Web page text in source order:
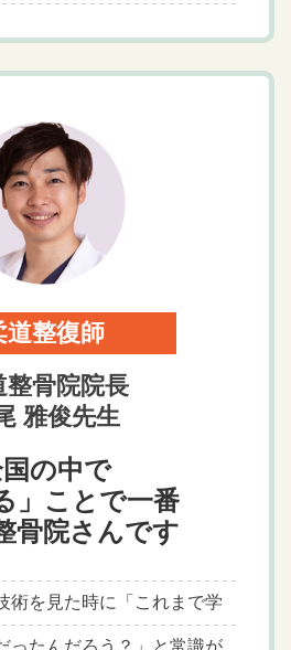
道整復師
整骨院院長
雅俊先生
の中で
」ことで一番
骨院さんです
術を見た時に「これまで学
ったんだろう？」と常識が